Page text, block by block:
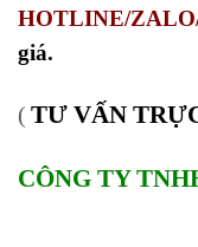
HOTLINE/
giá.
( TƯ VẤN
CÔNG TY